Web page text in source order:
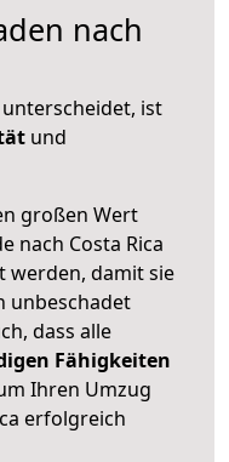
nach
ist
und
großen Wert
nach Costa Rica
werden, damit sie
unbeschadet
dass alle
Fähigkeiten
Ihren Umzug
erfolgreich